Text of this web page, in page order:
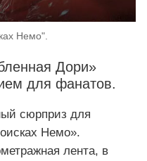
Немо".
Дори»
для фанатов.
сюрприз для
Немо».
лента, в